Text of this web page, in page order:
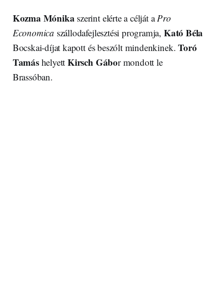
Kozma Mónika szerint elérte a célját aPro
Economica szállodafejlesztési programja, Kató Béla
Bocskai-díjat kapott és beszólt mindenkinek.Toró
TamáshelyettKirsch Gábor mondott le
Brassóban.